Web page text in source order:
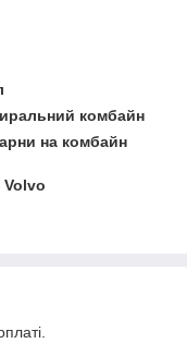
комбайн
на комбайн
Volvo